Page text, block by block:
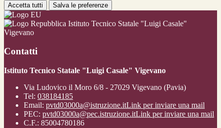
Accetta tutti Salva le preferenze
Istituto Tecnico Statale "Luigi Casale"
Vigevano
Contatti
Istituto Tecnico Statale "Luigi Casale" Vigevano
Via Ludovico il Moro 6/8 - 27029 Vigevano (Pavia)
Tel: 038184185
Email: pvtd03000a@istruzione.itLink per inviare una mail
PEC: pvtd03000a@pec.istruzione.itLink per inviare una mail
C.F.: 85004780186